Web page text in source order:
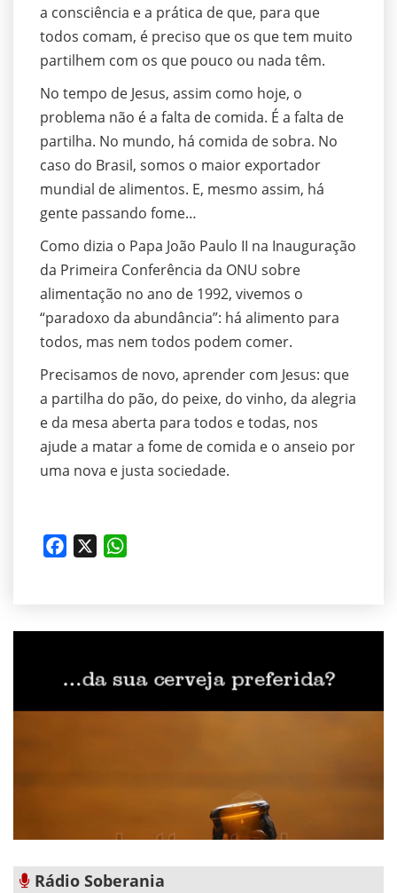
a consciência e a prática de que, para que
todos comam, é preciso que os que tem muito
partilhem com os que pouco ou nada têm.
No tempo de Jesus, assim como hoje, o
problema não é a falta de comida. É a falta de
partilha. No mundo, há comida de sobra. No
caso do Brasil, somos o maior exportador
mundial de alimentos. E, mesmo assim, há
gente passando fome…
Como dizia o Papa João Paulo II na Inauguração
da Primeira Conferência da ONU sobre
alimentação no ano de 1992, vivemos o
“paradoxo da abundância”: há alimento para
todos, mas nem todos podem comer.
Precisamos de novo, aprender com Jesus: que
a partilha do pão, do peixe, do vinho, da alegria
e da mesa aberta para todos e todas, nos
ajude a matar a fome de comida e o anseio por
uma nova e justa sociedade.
Facebook
TwitterFacebook
Rádio Soberania